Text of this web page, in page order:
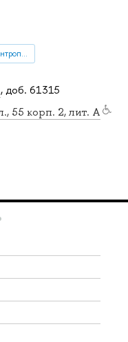
, доб. 61315
55 корп. 2, лит. А
Социология (включая демографию и антропологию)